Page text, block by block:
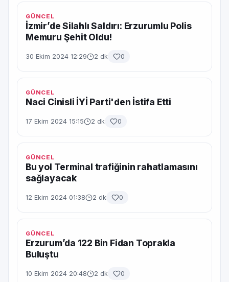
GÜNCEL
İzmir’de Silahlı Saldırı: Erzurumlu Polis
Memuru Şehit Oldu!
30 Ekim 2024 12:29 2 dk 0
GÜNCEL
Naci Cinisli İYİ Parti'den İstifa Etti
17 Ekim 2024 15:15 2 dk 0
GÜNCEL
Bu yol Terminal trafiğinin rahatlamasını
sağlayacak
12 Ekim 2024 01:38 2 dk 0
GÜNCEL
Erzurum’da 122 Bin Fidan Toprakla
Buluştu
10 Ekim 2024 20:48 2 dk 0